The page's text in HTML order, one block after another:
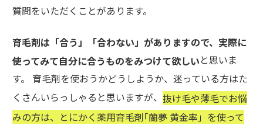
質問をいただくことがあります。
育毛剤は「合う」「合わない」がありますので、実際に
使ってみて自分に合うものをみつけて欲しいと思いま
す。 育毛剤を使おうかどうしようか、迷っている方はた
くさんいらっしゃると思いますが、 抜け毛や薄毛でお悩
みの方は、とにかく薬用育毛剤｢蘭夢 黄金率」を使って